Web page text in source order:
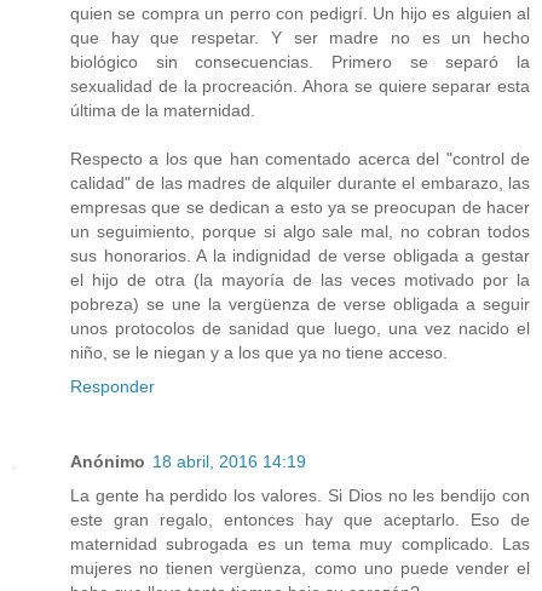
quien se compra un perro con pedigrí. Un hijo es alguien al
que hay que respetar. Y ser madre no es un hecho
biológico sin consecuencias. Primero se separó la
sexualidad de la procreación. Ahora se quiere separar esta
última de la maternidad.
Respecto a los que han comentado acerca del "control de
calidad" de las madres de alquiler durante el embarazo, las
empresas que se dedican a esto ya se preocupan de hacer
un seguimiento, porque si algo sale mal, no cobran todos
sus honorarios. A la indignidad de verse obligada a gestar
el hijo de otra (la mayoría de las veces motivado por la
pobreza) se une la vergüenza de verse obligada a seguir
unos protocolos de sanidad que luego, una vez nacido el
niño, se le niegan y a los que ya no tiene acceso.
Responder
Anónimo 18 abril, 2016 14:19
La gente ha perdido los valores. Si Dios no les bendijo con
este gran regalo, entonces hay que aceptarlo. Eso de
maternidad subrogada es un tema muy complicado. Las
mujeres no tienen vergüenza, como uno puede vender el